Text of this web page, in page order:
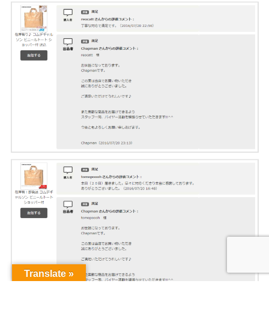
Translate »